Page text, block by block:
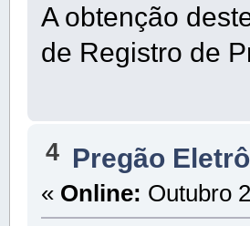
A obtenção
de Registro de
4 Pregão
« Online: Outubro